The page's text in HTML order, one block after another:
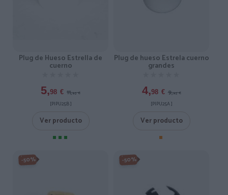
Plug de Hueso Estrella de
cuerno
5,98 € 11,95 €
[PIPU25B ]
Ver producto
Plug de hueso Estrela cuerno
grandes
4,98 € 9,95 €
[PIPU25A ]
Ver producto
-50% -50%